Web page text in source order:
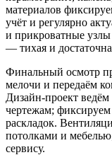
материалов
учёт и регулярно
и прикроватные
— тихая и
Финальный осмотр
мелочи и передаём
Дизайн‑проект
чертежам;
раскладок.
потолками и
сервису.